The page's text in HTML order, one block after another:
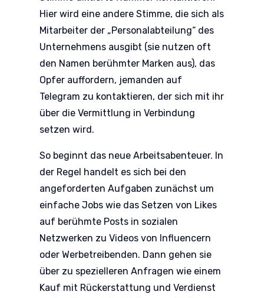
Hier wird eine andere Stimme, die sich als
Mitarbeiter der „Personalabteilung“ des
Unternehmens ausgibt (sie nutzen oft
den Namen berühmter Marken aus), das
Opfer auffordern, jemanden auf
Telegram zu kontaktieren, der sich mit ihr
über die Vermittlung in Verbindung
setzen wird.
So beginnt das neue Arbeitsabenteuer. In
der Regel handelt es sich bei den
angeforderten Aufgaben zunächst um
einfache Jobs wie das Setzen von Likes
auf berühmte Posts in sozialen
Netzwerken zu Videos von Influencern
oder Werbetreibenden. Dann gehen sie
über zu spezielleren Anfragen wie einem
Kauf mit Rückerstattung und Verdienst